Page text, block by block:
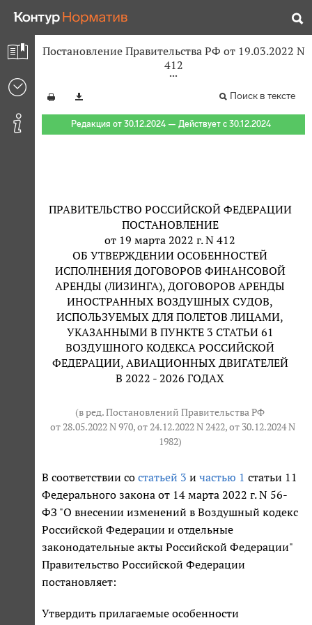
Постановление Правительства РФ от 19.03.2022 N
412
Поиск в тексте
Редакция от 30.12.2024 — Действует с 30.12.2024
ПРАВИТЕЛЬСТВО РОССИЙСКОЙ ФЕДЕРАЦИИ
ПОСТАНОВЛЕНИЕ
от 19 марта 2022 г. N 412
ОБ УТВЕРЖДЕНИИ ОСОБЕННОСТЕЙ
ИСПОЛНЕНИЯ ДОГОВОРОВ ФИНАНСОВОЙ
АРЕНДЫ (ЛИЗИНГА), ДОГОВОРОВ АРЕНДЫ
ИНОСТРАННЫХ ВОЗДУШНЫХ СУДОВ,
ИСПОЛЬЗУЕМЫХ ДЛЯ ПОЛЕТОВ ЛИЦАМИ,
УКАЗАННЫМИ В ПУНКТЕ 3 СТАТЬИ 61
ВОЗДУШНОГО КОДЕКСА РОССИЙСКОЙ
ФЕДЕРАЦИИ, АВИАЦИОННЫХ ДВИГАТЕЛЕЙ
В 2022 - 2026 ГОДАХ
(в ред. Постановлений Правительства РФ
от 28.05.2022 N 970, от 24.12.2022 N 2422, от 30.12.2024 N
1982)
В соответствии со статьей 3 и частью 1 статьи 11
Федерального закона от 14 марта 2022 г. N 56-
ФЗ "О внесении изменений в Воздушный кодекс
Российской Федерации и отдельные
законодательные акты Российской Федерации"
Правительство Российской Федерации
постановляет:
Утвердить прилагаемые особенности